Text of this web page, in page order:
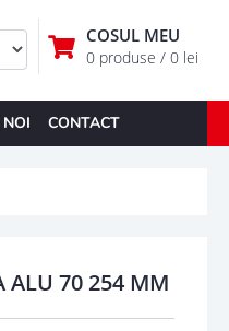
COSUL MEU
0 produse / 0 lei
CONTACT
ALU 70 254 MM